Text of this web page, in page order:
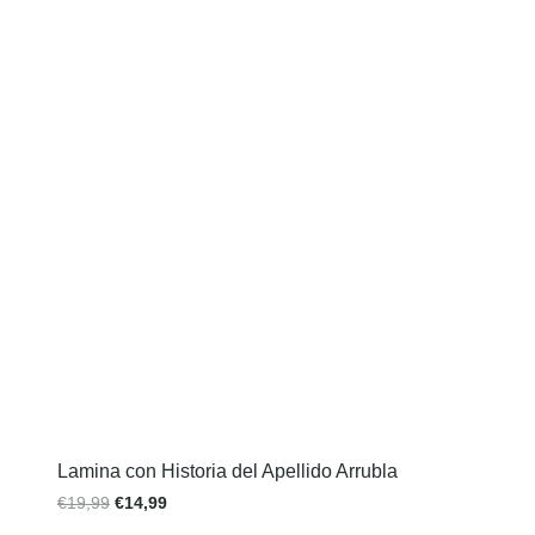
Lamina con Historia del Apellido Arrubla
€19,99 €14,99